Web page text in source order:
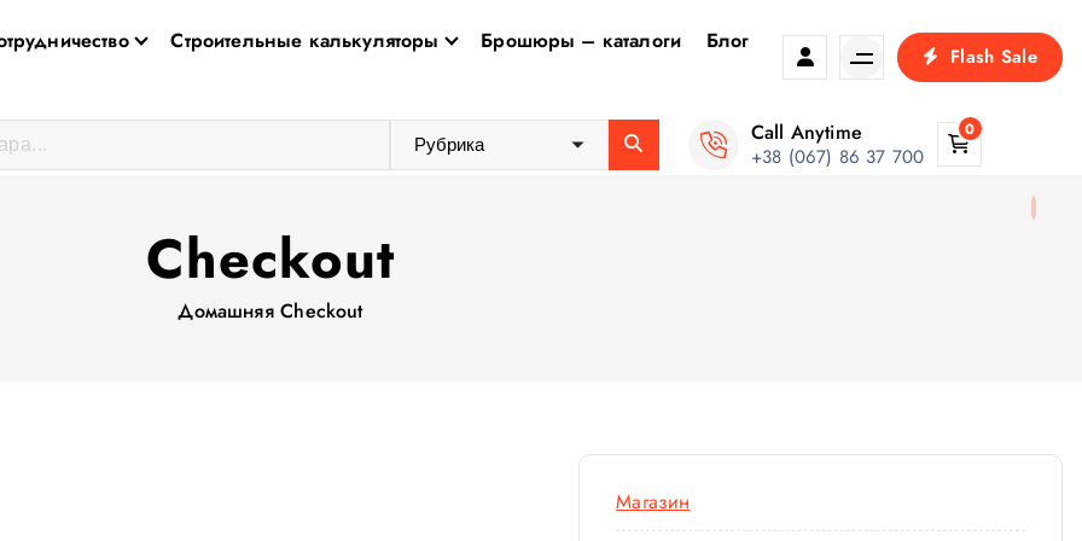
Строительные калькуляторы Брошюры – каталоги
Блог
Flash Sale
Call Anytime
+38 (067) 86 37 700
0
Checkout
Домашняя Checkout
Магазин